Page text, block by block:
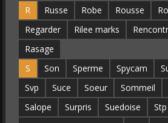
R
Russe Robe Rousse
Regarder
Rilee marks
Rasage
S
Son Sperme Spycam
Svp
Suce Soeur Sommeil
Salope
Surpris Suedoise
Stp